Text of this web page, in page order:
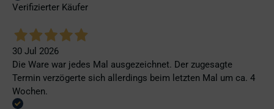
Verifizierter Käufer
30 Jul 2026
Die Ware war jedes Mal ausgezeichnet. Der zugesagte
Termin verzögerte sich allerdings beim letzten Mal um ca. 4
Wochen.